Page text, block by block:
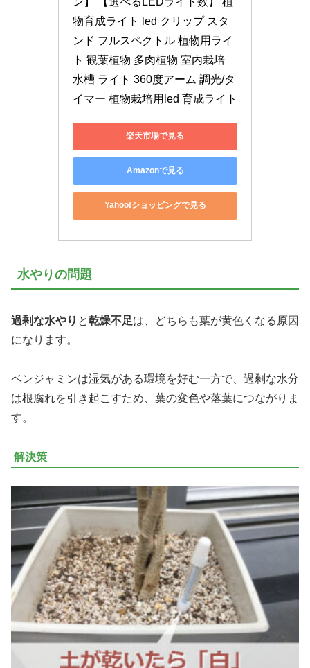
物育成ライト led クリップ スタ
ンド フルスペクトル 植物用ライ
ト 観葉植物 多肉植物 室内栽培
水槽 ライト 360度アーム 調光/タ
イマー 植物栽培用led 育成ライト
楽天市場で見る
Amazonで見る
Yahoo!ショッピングで見る
水やりの問題
過剰な水やり と乾燥不足は、どちらも葉が黄色くなる原因
になります。
ベンジャミンは湿気がある環境を好む一方で、過剰な水分
は根腐れを引き起こすため、葉の変色や落葉につながりま
す。
解決策